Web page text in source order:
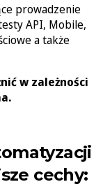
prowadzenie
API, Mobile,
a także
w zależności
cechy: